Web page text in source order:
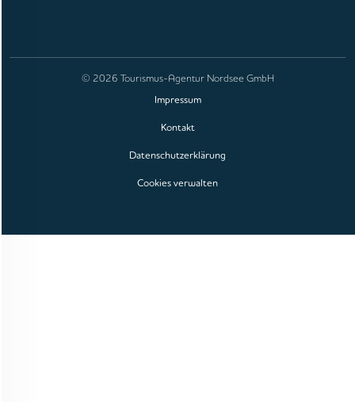
© 2026 Tourismus-Agentur Nordsee GmbH
Impressum
Kontakt
Datenschutzerklärung
Cookies verwalten